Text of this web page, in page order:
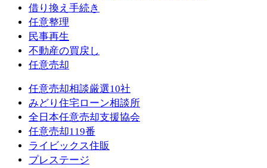
借り換え手続き
任意整理
民事再生
不動産の買戻し
任意売却
任意売却相談厳選10社
みどり住宅ローン相談所
全日本任意売却支援協会
任意売却119番
ライビックス住販
プレステージ